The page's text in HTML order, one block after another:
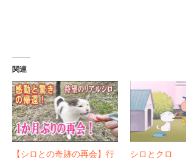
関連
【シロとの奇跡の再会】行
シロとクロ